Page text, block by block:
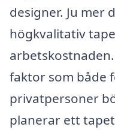
designer. Ju mer
högkvalitativ
faktor som både
privatpersoner
planerar ett